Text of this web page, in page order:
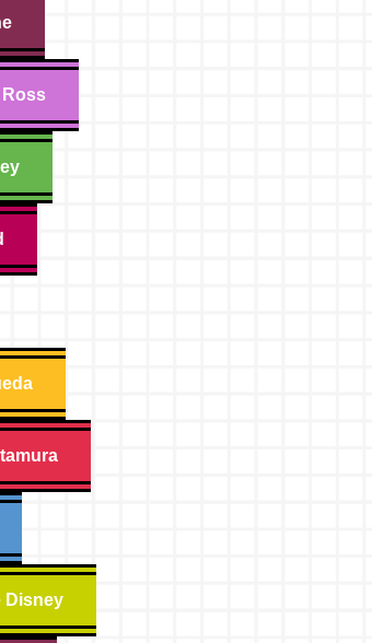
Ross
Disney